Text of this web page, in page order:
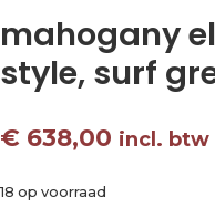
mahogany
style, surf
€ 638,00 incl. btw
18 op voorraad